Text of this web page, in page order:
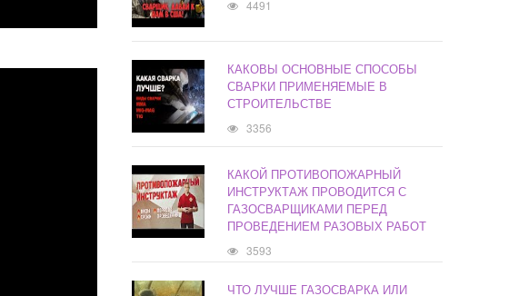
4491
КАКОВЫ ОСНОВНЫЕ СПОСОБЫ
СВАРКИ ПРИМЕНЯЕМЫЕ В
СТРОИТЕЛЬСТВЕ
3356
КАКОЙ ПРОТИВОПОЖАРНЫЙ
ИНСТРУКТАЖ ПРОВОДИТСЯ С
ГАЗОСВАРЩИКАМИ ПЕРЕД
ПРОВЕДЕНИЕМ РАЗОВЫХ РАБОТ
3593
ЧТО ЛУЧШЕ ГАЗОСВАРКА ИЛИ